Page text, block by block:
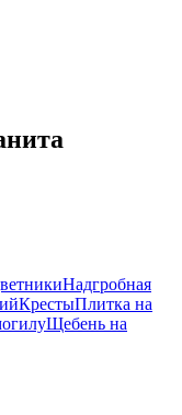
Надгробная
КрестыПлитка на
Щебень на